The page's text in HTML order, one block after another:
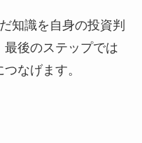
知識を自身の投資判
最後のステップでは
なげます。